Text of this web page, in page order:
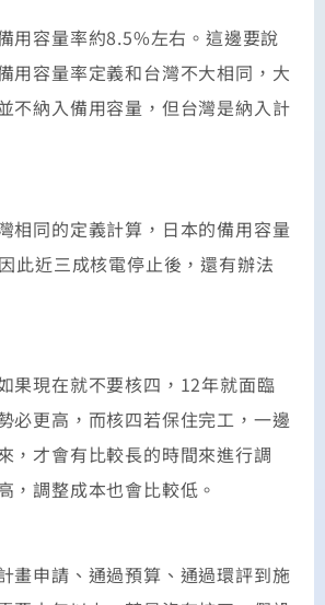
容量率約8.5%左右。這邊要說
用容量率定義和台灣不大相同，大
不納入備用容量，但台灣是納入計
同的定義計算，日本的備用容量
此近三成核電停止後，還有辦法
現在就不要核四，12年就面臨
必更高，而核四若保住完工，一邊
，才會有比較長的時間來進行調
，調整成本也會比較低。
申請、通過預算、通過環評到施